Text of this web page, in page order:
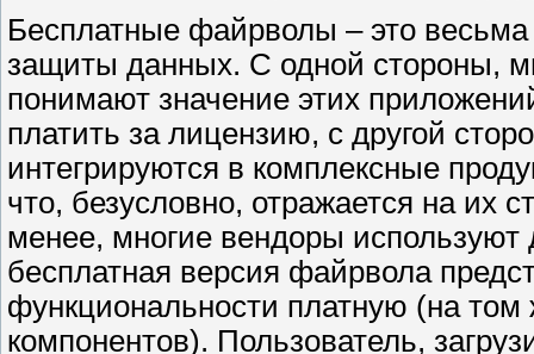
Бесплатные файрволы – это
защиты данных. С одной стороны,
понимают значение этих
платить за лицензию, с другой
интегрируются в комплексные
что, безусловно, отражается на их
менее, многие вендоры
бесплатная версия файрвола
функциональности платную (на
компонентов). Пользователь,